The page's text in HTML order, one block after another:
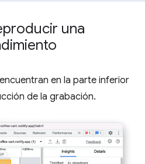
una
en la parte inferior
de la grabación.